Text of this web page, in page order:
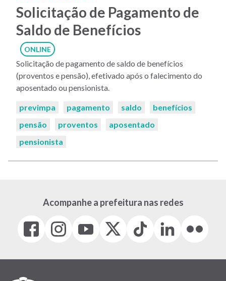
Solicitação de Pagamento de
Saldo de Benefícios
ONLINE
Solicitação de pagamento de saldo de benefícios
(proventos e pensão), efetivado após o falecimento do
aposentado ou pensionista.
Palavras-
previmpa pagamento saldo
benefícios
pensão
proventos
aposentado
pensionista
Acompanhe a prefeitura nas redes
Facebook
(link
em
Instagram
(link
em
(link
em
(Antigo
(link
Tiktok
(link
em
LinkedIn
(link
em
(link
em